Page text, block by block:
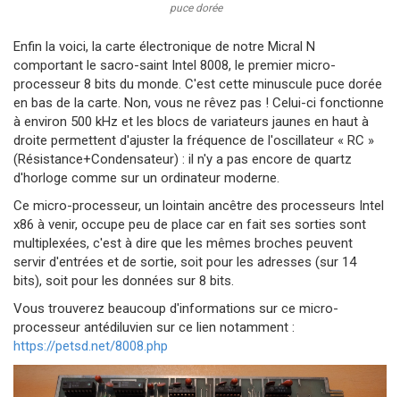
puce dorée
Enfin la voici, la carte électronique de notre Micral N
comportant le sacro-saint Intel 8008, le premier micro-
processeur 8 bits du monde. C'est cette minuscule puce dorée
en bas de la carte. Non, vous ne rêvez pas ! Celui-ci fonctionne
à environ 500 kHz et les blocs de variateurs jaunes en haut à
droite permettent d'ajuster la fréquence de l'oscillateur « RC »
(Résistance+Condensateur) : il n'y a pas encore de quartz
d'horloge comme sur un ordinateur moderne.
Ce micro-processeur, un lointain ancêtre des processeurs Intel
x86 à venir, occupe peu de place car en fait ses sorties sont
multiplexées, c'est à dire que les mêmes broches peuvent
servir d'entrées et de sortie, soit pour les adresses (sur 14
bits), soit pour les données sur 8 bits.
Vous trouverez beaucoup d'informations sur ce micro-
processeur antédiluvien sur ce lien notamment :
https://petsd.net/8008.php